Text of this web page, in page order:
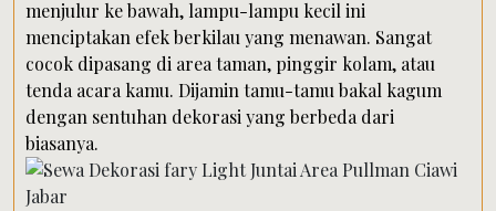
menjulur ke bawah, lampu-lampu kecil ini
menciptakan efek berkilau yang menawan. Sangat
cocok dipasang di area taman, pinggir kolam, atau
tenda acara kamu. Dijamin tamu-tamu bakal kagum
dengan sentuhan dekorasi yang berbeda dari
biasanya.